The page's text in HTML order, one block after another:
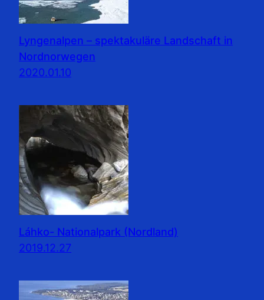
Lyngenalpen – spektakuläre Landschaft in
Nordnorwegen
2020.01.10
Láhko- Nationalpark (Nordland)
2019.12.27